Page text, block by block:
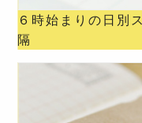
６時始まりの日別
隔